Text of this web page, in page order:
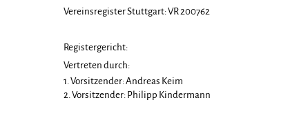
Vereinsregister Stuttgart: VR 200762
Registergericht:
Vertreten durch:
1. Vorsitzender: Andreas Keim
2. Vorsitzender: Philipp Kindermann